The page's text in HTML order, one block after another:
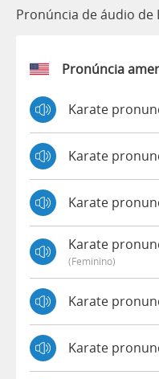
Pronúncia de áudio de
Pronúncia
Karate
Karate
Karate
Karate
(feminino)
Karate
Karate